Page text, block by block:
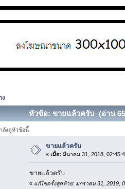
ง
หัวข้อ: ขายแล้วครับ (อ่าน
ลังดูหัวข้อนี้
ขายแล้วครับ
«เมื่อ: มีนาคม 31, 2018,
ขายแล้วครับ
« แก้ไขครั้งสุดท้าย: มกราคม 31, 2019,